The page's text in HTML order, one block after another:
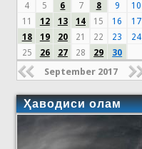
4
5 6 7 8 9
10
11
12 13 14 15 16
17
18
19 20 21 22 23
24
25
26 27 28 29 30
September 2017
Ҳаводиси олам